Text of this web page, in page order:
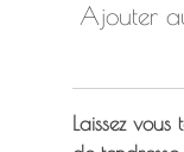
Ajouter
Laissez